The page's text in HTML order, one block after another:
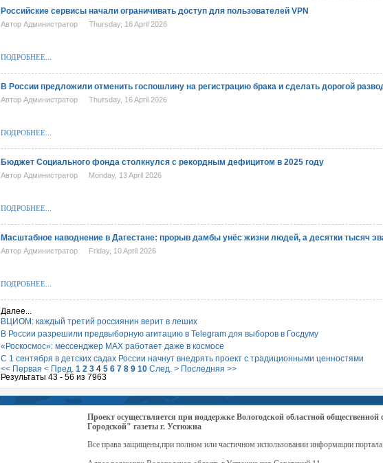
Российские сервисы начали ограничивать доступ для пользователей VPN
Автор Администратор Thursday, 16 April 2026
ПОДРОБНЕЕ...
В России предложили отменить госпошлину на регистрацию брака и сделать дорогой
Автор Администратор Thursday, 16 April 2026
ПОДРОБНЕЕ...
Бюджет Социального фонда столкнулся с рекордным дефицитом в 2025 году
Автор Администратор Monday, 13 April 2026
ПОДРОБНЕЕ...
Масштабное наводнение в Дагестане: прорыв дамбы унёс жизни людей, а десятки тысяч
Автор Администратор Friday, 10 April 2026
ПОДРОБНЕЕ...
Далее...
ВЦИОМ: каждый третий россиянин верит в леших
В России разрешили предвыборную агитацию в Telegram для выборов в Госдуму
«Роскосмос»: мессенджер MAX работает даже в космосе
С 1 сентября в детских садах России начнут внедрять проект с традиционными ценностями
<< Первая < Пред. 1 2 3 4 5 6 7 8 9 10 След. > Последняя >>
Результаты 43 - 56 из 7963
Проект осуществляется при поддержке Вологодской областной
Городской" газеты г. Устюжна
Все права защищены,при полном или частичном использовании информации